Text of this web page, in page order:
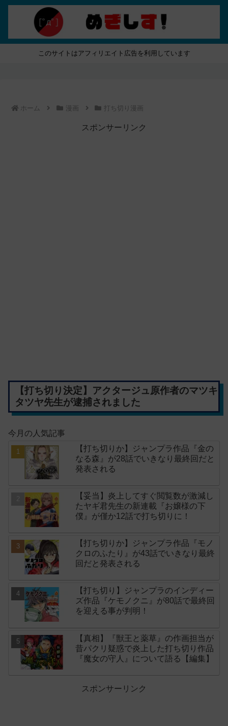
このサイトはアフィリエイト広告を利用しています
ホーム 漫画 打ち切り漫画
スポンサーリンク
【打ち切り決定】アクタージュ原作者のマツキ
タツヤ先生が逮捕されました
今月の人気記事
【打ち切りか】ジャンプラ作品『金の
なる森』が28話でいきなり最終回だと
発表される
【妥当】炎上してすぐ閲覧数が激減し
たヤギ君先生の新連載『お嬢様の下
僕』が僅か12話で打ち切りに！
【打ち切りか】ジャンプラ作品『モノ
クロのふたり』が43話でいきなり最終
回だと発表される
【打ち切り】ジャンプラのインディー
ズ作品『ケモノクニ』が80話で最終回
を迎える事が判明！
【真相】『獣王と薬草』の作画担当が
昔パクリ疑惑で炎上した打ち切り作品
『魔女の守人』について語る【編集】
スポンサーリンク